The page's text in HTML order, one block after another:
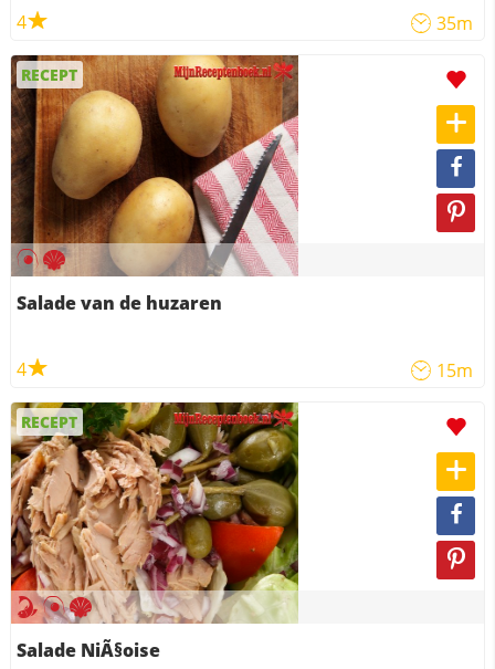
4 35m
RECEPT
Salade van de huzaren
4 15m
RECEPT
Salade NiÃ§oise